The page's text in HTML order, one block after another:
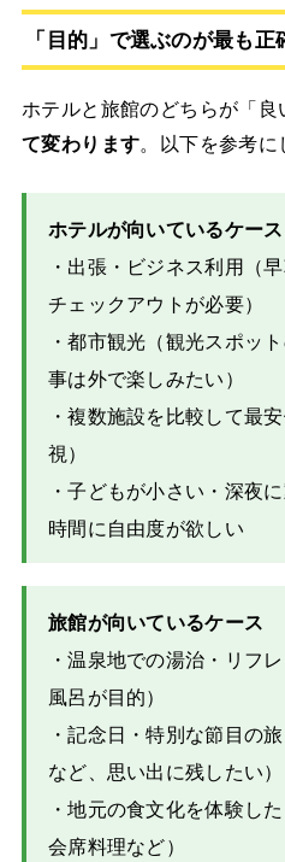
「目的」で選ぶのが最も正
ホテルと旅館のどちらが「
て変わります。以下を参考に
ホテルが向いているケース
・出張・ビジネス利用（
チェックアウトが必要）
・都市観光（観光スポッ
事は外で楽しみたい）
・複数施設を比較して最
視）
・子どもが小さい・深夜
時間に自由度が欲しい
旅館が向いているケース
・温泉地での湯治・リフ
風呂が目的）
・記念日・特別な節目の
など、思い出に残したい）
・地元の食文化を体験し
会席料理など）